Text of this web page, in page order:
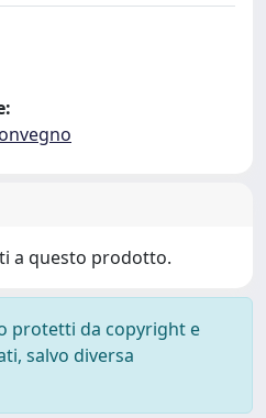
a questo prodotto.
protetti da copyright e
salvo diversa